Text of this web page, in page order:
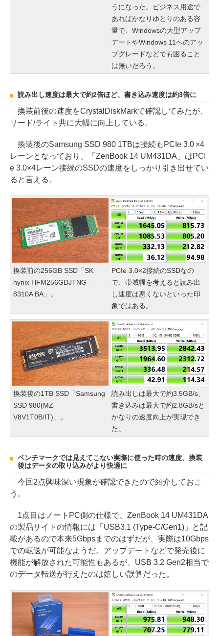
うになった。ビジネス用途で
あればかなりゆとりのある容
量で、Windowsの大型アップ
デートやWindows 11へのアッ
プグレードなどでも困ること
は無いだろう。
読み出し速度は最大で約2倍ほど、書き込み速度は約3倍に
換装前後の速度をCrystalDiskMarkで確認してみたが、
リード/ライト共に大幅に向上している。
換装後のSamsung SSD 980 1TBは接続もPCIe 3.0 ×4
レーンとなっており、「ZenBook 14 UM431DA」はPCI
e 3.0×4レーン接続のSSDの速度をしっかり引き出せてい
ると言える。
換装前の256GB SSD「SK
hynix HFM256GDJTNG-
8310A BA」。
PCIe 3.0×2接続のSSDなの
で、帯域幅を考えると読み出
し速度は悪くないといった印
象ではある。
換装後の1TB SSD「Samsung
SSD 980(MZ-
V8V1T0B/IT)」。
読み出しは最大で約3.5GB/s、
書き込みは最大で約2.8GB/sと
かなりの速度向上が実現でき
た。
ベンチマークでは見えてこない実際に使った時の速度、換装
後はデータの取り込みがより快適に
今回2点興味深い現象が確認できたので紹介しておこ
う。
1点目はノートPC側の仕様で、ZenBook 14 UM431DA
の製品サイトの情報には「USB3.1 (Type-C/Gen1)」と記
載があるので本来5Gbpsまでのはずだが、実際は10Gbps
での転送が可能なようだ。アップデートなどで発売後に
機能が解放された可能性もあるが、USB 3.2 Gen2相当で
のデータ転送が行えたのは嬉しい誤算だった。